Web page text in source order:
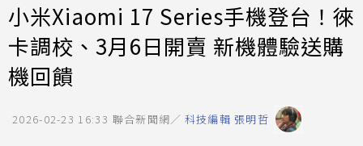
小米Xiaomi 17 Series手機登台！徠
卡調校、3月6日開賣 新機體驗送購
機回饋
2026-02-23 16:33 聯合新聞網／ 科技編輯 張明哲